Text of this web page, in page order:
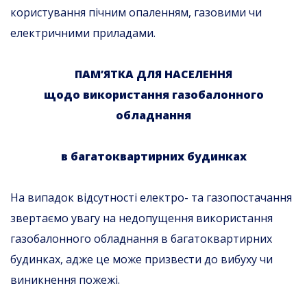
користування пічним опаленням, газовими чи
електричними приладами.
ПАМ’ЯТКА ДЛЯ НАСЕЛЕННЯ
щодо використання газобалонного
обладнання
в багатоквартирних будинках
На випадок відсутності електро- та газопостачання
звертаємо увагу на недопущення використання
газобалонного обладнання в багатоквартирних
будинках, адже це може призвести до вибуху чи
виникнення пожежі.